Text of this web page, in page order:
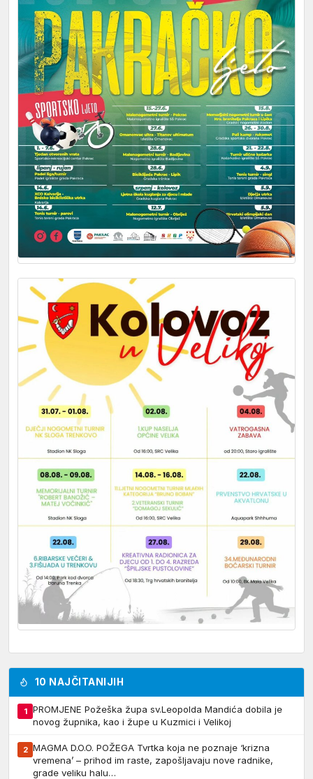
10 NAJČITANIJIH
1
PROMJENE Požeška župa sv.Leopolda Mandića dobila je
novog župnika, kao i župe u Kuzmici i Velikoj
2 MAGMA D.O.O. POŽEGA Tvrtka koja ne poznaje ‘krizna
vremena’ – prihod im raste, zapošljavaju nove radnike,
grade veliku halu…